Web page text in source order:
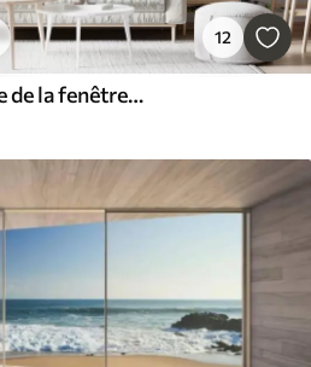
12
Peintures murales Vue de la fenêtre sur la mer et le yacht